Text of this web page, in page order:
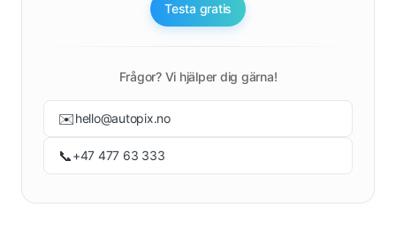
Testa gratis
Frågor? Vi hjälper dig gärna!
✉️hello@autopix.no
📞+47 477 63 333